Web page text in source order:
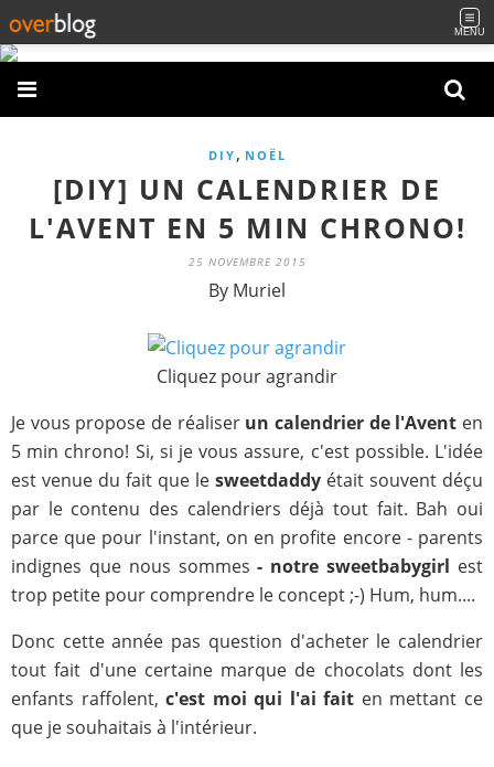
MENU
DIY , NOËL
[DIY] UN CALENDRIER DE
L'AVENT EN 5 MIN CHRONO!
25 NOVEMBRE 2015
By Muriel
Cliquez pour agrandir
Je vous propose de réaliser un calendrier de l'Avent en
5 min chrono! Si, si je vous assure, c'est possible. L'idée
est venue du fait que le sweetdaddy était souvent déçu
par le contenu des calendriers déjà tout fait. Bah oui
parce que pour l'instant, on en profite encore - parents
indignes que nous sommes- notre sweetbabygirl est
trop petite pour comprendre le concept ;-) Hum, hum....
Donc cette année pas question d'acheter le calendrier
tout fait d'une certaine marque de chocolats dont les
enfants raffolent,c'est moi qui l'ai fait en mettant ce
que je souhaitais à l'intérieur.